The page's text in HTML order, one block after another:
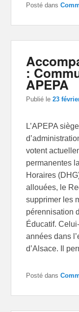
Posté dans
:
APEPA
Publié le23
L’APEPA
votent
permanentes
Horaires
allouées, le
supprimer les
pérennisation
Éducatif.
années dans
d’Alsace. Il
Posté dans